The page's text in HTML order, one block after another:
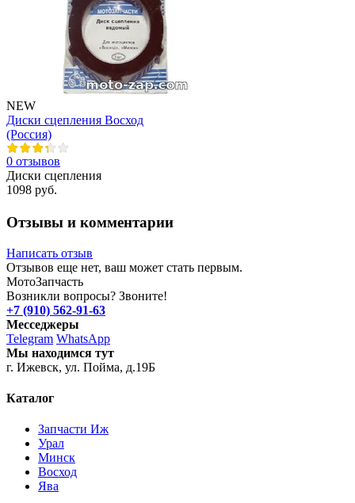
NEW
Диски сцепления Восход
(Россия)
0 отзывов
Диски сцепления
1098 руб.
Отзывы и комментарии
Написать отзыв
Отзывов еще нет, ваш может стать первым.
МотоЗапчасть
Возникли вопросы? Звоните!
+7 (910) 562-91-63
Месседжеры
Telegram WhatsApp
Мы находимся тут
г. Ижевск, ул. Пойма, д.19Б
Каталог
Запчасти Иж
Урал
Минск
Восход
Ява